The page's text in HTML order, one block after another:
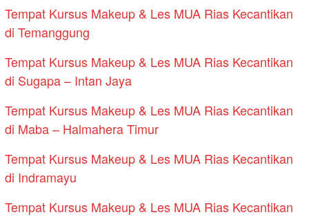
Tempat Kursus Makeup & Les MUA Rias Kecantikan
di Temanggung
Tempat Kursus Makeup & Les MUA Rias Kecantikan
di Sugapa – Intan Jaya
Tempat Kursus Makeup & Les MUA Rias Kecantikan
di Maba – Halmahera Timur
Tempat Kursus Makeup & Les MUA Rias Kecantikan
di Indramayu
Tempat Kursus Makeup & Les MUA Rias Kecantikan